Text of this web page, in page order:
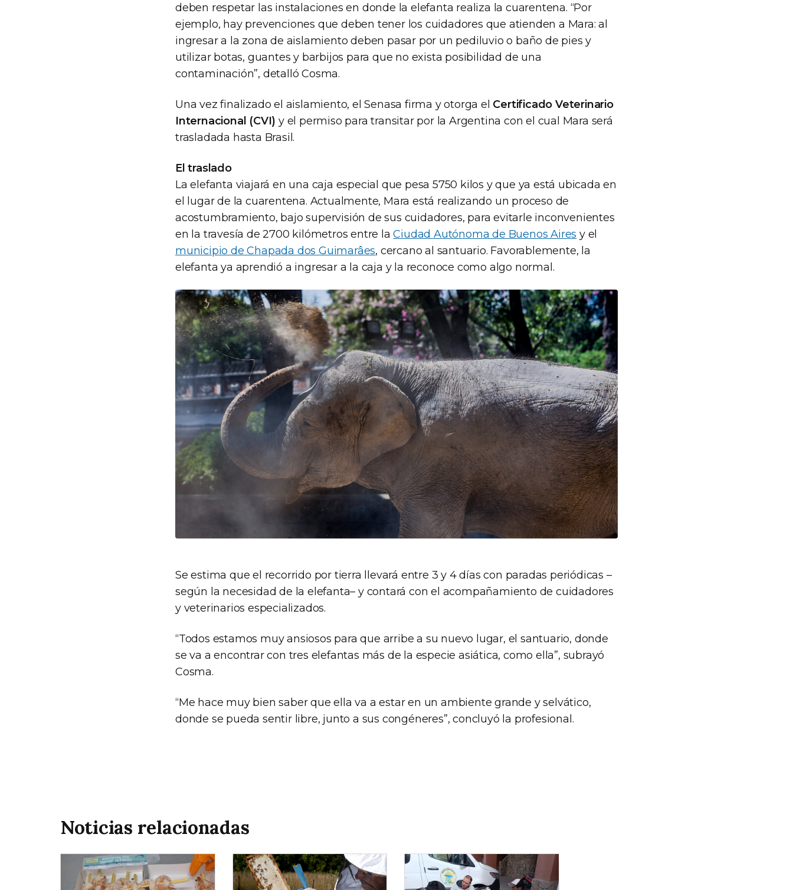
deben respetar las instalaciones en donde la elefanta realiza la cuarentena. “Por
ejemplo, hay prevenciones que deben tener los cuidadores que atienden a Mara: al
ingresar a la zona de aislamiento deben pasar por un pediluvio o baño de pies y
utilizar botas, guantes y barbijos para que no exista posibilidad de una
contaminación”, detalló Cosma.
Una vez finalizado el aislamiento, el Senasa firma y otorga el Certificado Veterinario
Internacional (CVI) y el permiso para transitar por la Argentina con el cual Mara será
trasladada hasta Brasil.
El traslado
La elefanta viajará en una caja especial que pesa 5750 kilos y que ya está ubicada en
el lugar de la cuarentena. Actualmente, Mara está realizando un proceso de
acostumbramiento, bajo supervisión de sus cuidadores, para evitarle inconvenientes
en la travesía de 2700 kilómetros entre laCiudad Autónoma de Buenos Aires y el
municipio de Chapada dos Guimarâes, cercano al santuario. Favorablemente, la
elefanta ya aprendió a ingresar a la caja y la reconoce como algo normal.
Se estima que el recorrido por tierra llevará entre 3 y 4 días con paradas periódicas –
según la necesidad de la elefanta– y contará con el acompañamiento de cuidadores
y veterinarios especializados.
“Todos estamos muy ansiosos para que arribe a su nuevo lugar, el santuario, donde
se va a encontrar con tres elefantas más de la especie asiática, como ella”, subrayó
Cosma.
“Me hace muy bien saber que ella va a estar en un ambiente grande y selvático,
donde se pueda sentir libre, junto a sus congéneres”, concluyó la profesional.
Noticias relacionadas